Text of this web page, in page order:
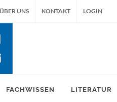
ÜBER UNS KONTAKT LOGIN
FACHWISSEN LITERATUR